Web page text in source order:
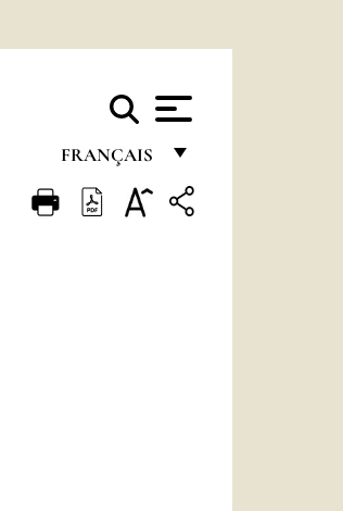
FRANÇAIS
FRANÇAIS